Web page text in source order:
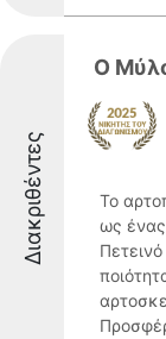
Διακριθέντες
Ο
Το
ως